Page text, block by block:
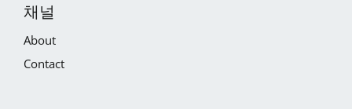
채널
About
Contact